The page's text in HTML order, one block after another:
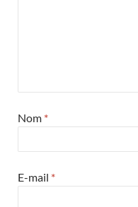
Nom *
E-mail *